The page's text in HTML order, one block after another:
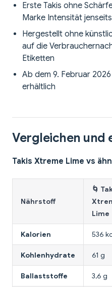
Erste Takis ohne
Marke Intensität
Hergestellt ohne
auf die
Etiketten
Ab dem 9. Februar
erhältlich
Vergleichen und
Takis Xtreme Lime vs
Nährstoff
🌀
Lime
Kalorien 536
Kohlenhydrate 61 g
Ballaststoffe 3,6 g